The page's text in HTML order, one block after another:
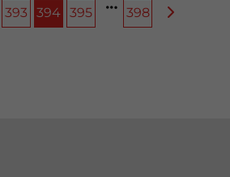
393 394 395 398